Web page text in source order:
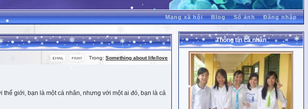
Mạng xã hội Blog Sổ ảnh Đăng nhập
Trong: Something about life/love
giới, bạn là một cá nhân, nhưng với một ai đó, bạn là cả
Thông tin cá nhân